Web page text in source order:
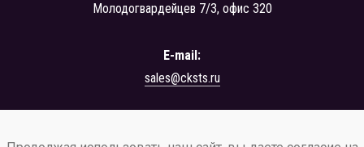
Молодогвардейцев 7/3, офис 320
E-mail:
sales@cksts.ru